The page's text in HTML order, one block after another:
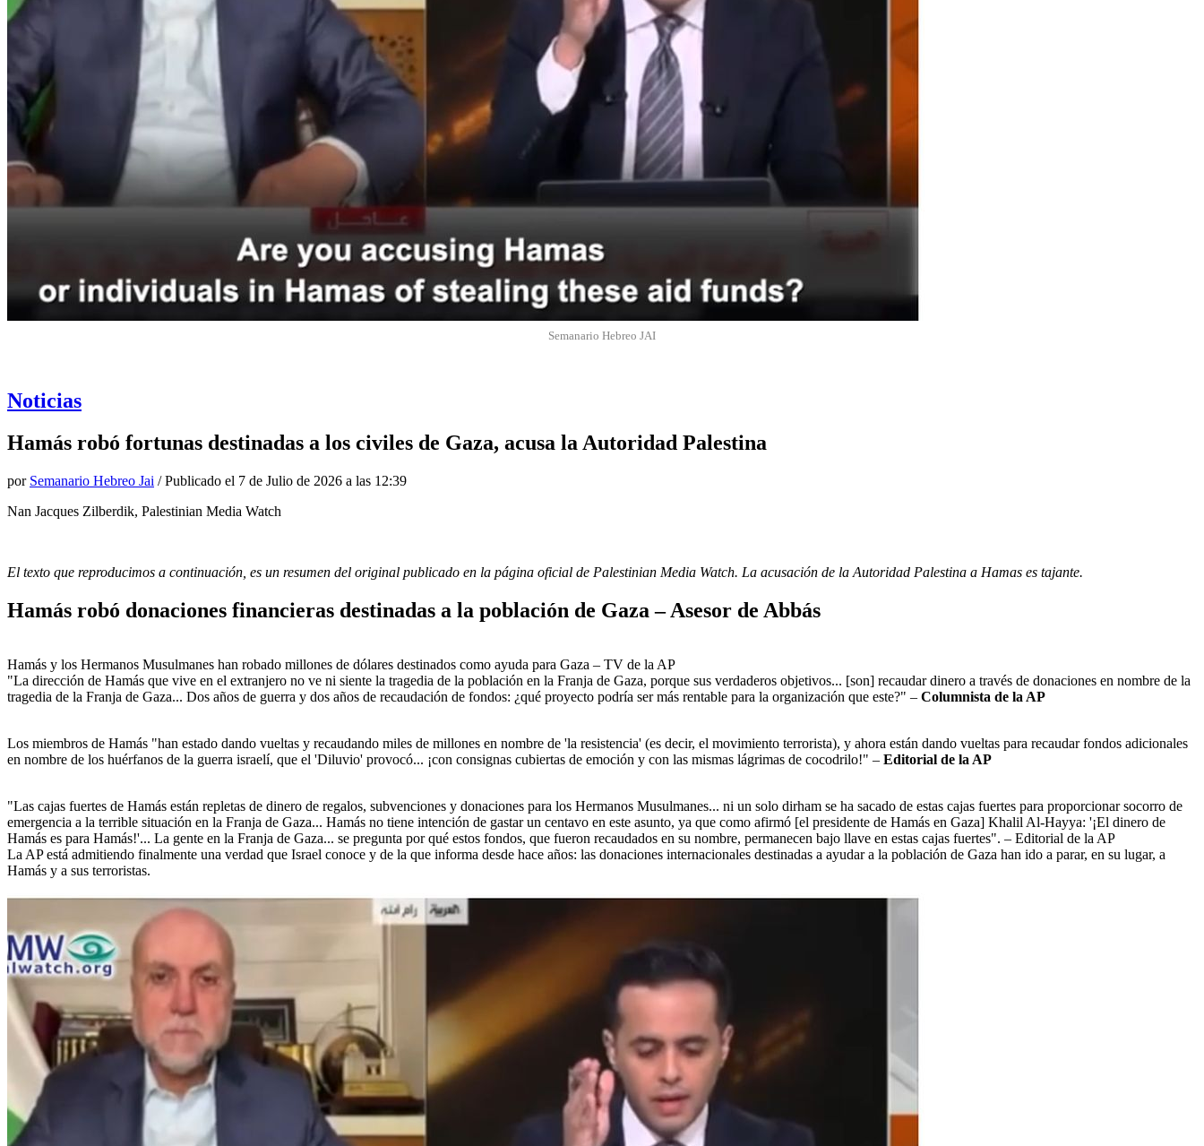
Semanario Hebreo JAI
Noticias
Hamás robó fortunas destinadas a los civiles de Gaza, acusa la Autoridad Palestina
por Semanario Hebreo Jai / Publicado el 7 de Julio de 2026 a las 12:39
Nan Jacques Zilberdik, Palestinian Media Watch
El texto que reproducimos a continuación, es un resumen del original publicado en la página oficial de Palestinian Media Watch. La acusación de la Autoridad Palestina a Hamas es tajante.
Hamás robó donaciones financieras destinadas a la población de Gaza – Asesor de Abbás
Hamás y los Hermanos Musulmanes han robado millones de dólares destinados como ayuda para Gaza – TV de la AP
"La dirección de Hamás que vive en el extranjero no ve ni siente la tragedia de la población en la Franja de Gaza, porque sus verdaderos objetivos... [son] recaudar dinero a través de donaciones en nombre de la
tragedia de la Franja de Gaza... Dos años de guerra y dos años de recaudación de fondos: ¿qué proyecto podría ser más rentable para la organización que este?" – Columnista de la AP
Los miembros de Hamás "han estado dando vueltas y recaudando miles de millones en nombre de 'la resistencia' (es decir, el movimiento terrorista), y ahora están dando vueltas para recaudar fondos adicionales
en nombre de los huérfanos de la guerra israelí, que el 'Diluvio' provocó... ¡con consignas cubiertas de emoción y con las mismas lágrimas de cocodrilo!" – Editorial de la AP
"Las cajas fuertes de Hamás están repletas de dinero de regalos, subvenciones y donaciones para los Hermanos Musulmanes... ni un solo dirham se ha sacado de estas cajas fuertes para proporcionar socorro de
emergencia a la terrible situación en la Franja de Gaza... Hamás no tiene intención de gastar un centavo en este asunto, ya que como afirmó [el presidente de Hamás en Gaza] Khalil Al-Hayya: '¡El dinero de
Hamás es para Hamás!'... La gente en la Franja de Gaza... se pregunta por qué estos fondos, que fueron recaudados en su nombre, permanecen bajo llave en estas cajas fuertes". – Editorial de la AP
La AP está admitiendo finalmente una verdad que Israel conoce y de la que informa desde hace años: las donaciones internacionales destinadas a ayudar a la población de Gaza han ido a parar, en su lugar, a
Hamás y a sus terroristas.